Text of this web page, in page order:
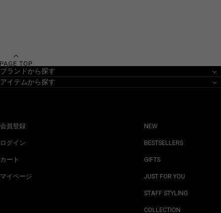
ブランドから探す
アイテムから探す
会員登録
ログイン
カート
マイページ
NEW
BESTSELLERS
GIFTS
JUST FOR YOU
STAFF STYLING
COLLECTION